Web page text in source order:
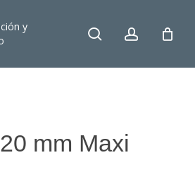
y
search account
mm Maxi